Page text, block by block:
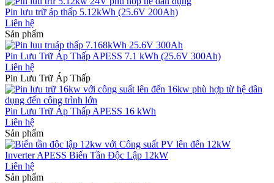
Pin lưu trữ áp thấp 5.12kWh (25.6V 200Ah)
Liên hệ
Sản phẩm
Pin Lưu Trữ Áp Thấp APESS 7.1 kWh (25.6V 300Ah)
Liên hệ
Pin Lưu Trữ Áp Thấp
Pin Lưu Trữ Áp Thấp APESS 16 kWh
Liên hệ
Sản phẩm
Inverter APESS Biến Tần Độc Lập 12kW
Liên hệ
Sản phẩm